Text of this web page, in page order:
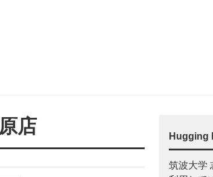
店 Hugging
筑波大学